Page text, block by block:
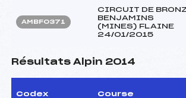
AMBF0371
CIRCUIT DE
BENJAMINS
(MINES) FLAINE
24/01/2015
Résultats Alpin 2014
Codex Course